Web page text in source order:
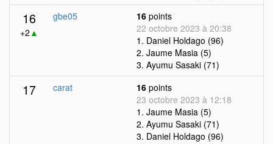
16
+2 ▲
gbe05 16 points
22 octobre 2023 à 20:38
1. Daniel Holdago (96)
2. Jaume Masia (5)
3. Ayumu Sasaki (71)
17 carat 16 points
23 octobre 2023 à 12:18
1. Jaume Masia (5)
2. Ayumu Sasaki (71)
3. Daniel Holdago (96)